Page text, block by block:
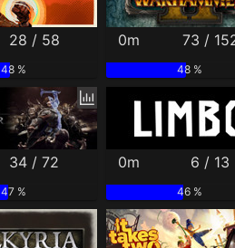
28 / 58
48 %
0m 73 /
48 %
34 / 72
47 %
0m 6 / 13
46 %